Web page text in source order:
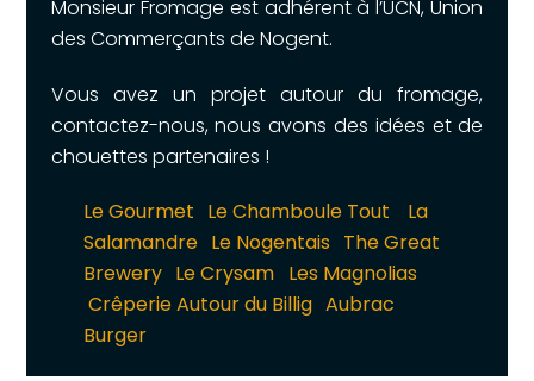
Monsieur Fromage est adhérent à l’UCN, Union
des Commerçants de Nogent.
Vous avez un projet autour du fromage,
contactez-nous, nous avons des idées et de
chouettes partenaires !
Le Gourmet Le Chamboule Tout
La
Salamandre Le Nogentais The Great
Brewery Le Crysam Les Magnolias
Crêperie Autour du Billig ;Aubrac
Burger